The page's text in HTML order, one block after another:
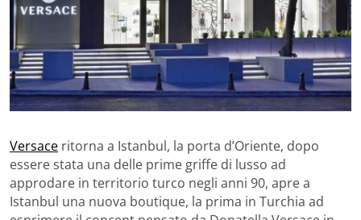
Versace ritorna a Istanbul, la porta d’Oriente, dopo
essere stata una delle prime griffe di lusso ad
approdare in territorio turco negli anni 90, apre a
Istanbul una nuova boutique, la prima in Turchia ad